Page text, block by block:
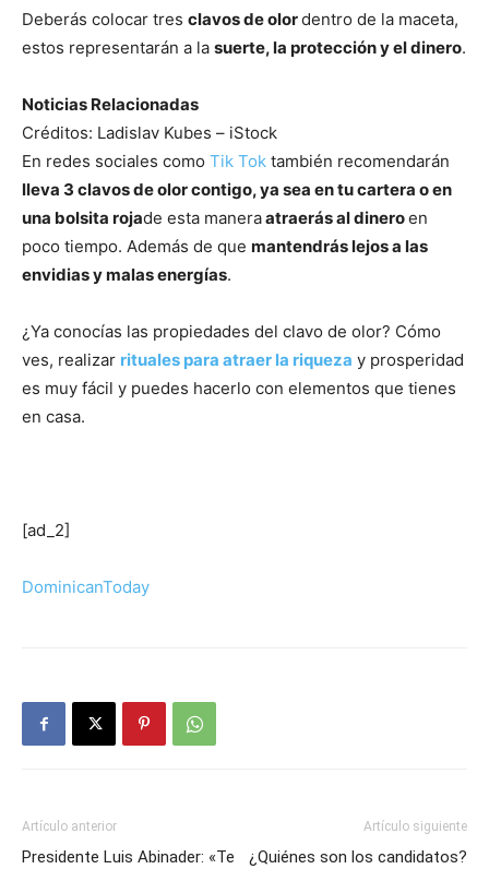
Deberás colocar tres clavos de olordentro de la maceta,
estos representarán a la suerte, la protección y el dinero.
Noticias Relacionadas
Créditos: Ladislav Kubes – iStock
En redes sociales como Tik Tok también recomendarán
lleva 3 clavos de olor contigo, ya sea en tu cartera o en
una bolsita rojade esta maneraatraerás al dineroen
poco tiempo. Además de que mantendrás lejos a las
envidias y malas energías.
¿Ya conocías las propiedades del clavo de olor? Cómo
ves, realizar rituales para atraer la riqueza y prosperidad
es muy fácil y puedes hacerlo con elementos que tienes
en casa.
[ad_2]
DominicanToday
Artículo anterior
Presidente Luis Abinader: «Te
Artículo siguiente
¿Quiénes son los candidatos?